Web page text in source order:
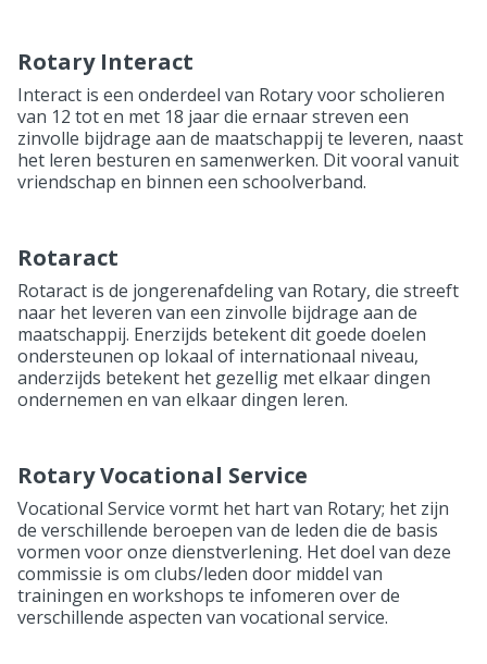
Rotary Interact
Interact is een onderdeel van Rotary voor scholieren
van 12 tot en met 18 jaar die ernaar streven een
zinvolle bijdrage aan de maatschappij te leveren, naast
het leren besturen en samenwerken. Dit vooral vanuit
vriendschap en binnen een schoolverband.
Rotaract
Rotaract is de jongerenafdeling van Rotary, die streeft
naar het leveren van een zinvolle bijdrage aan de
maatschappij. Enerzijds betekent dit goede doelen
ondersteunen op lokaal of internationaal niveau,
anderzijds betekent het gezellig met elkaar dingen
ondernemen en van elkaar dingen leren.
Rotary Vocational Service
Vocational Service vormt het hart van Rotary; het zijn
de verschillende beroepen van de leden die de basis
vormen voor onze dienstverlening. Het doel van deze
commissie is om clubs/leden door middel van
trainingen en workshops te infomeren over de
verschillende aspecten van vocational service.